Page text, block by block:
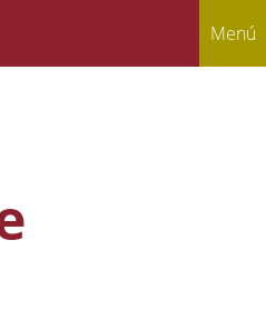
Menú